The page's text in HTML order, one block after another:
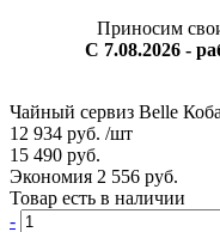
Приносим
С 7.08.2026 -
Чайный сервиз Belle
12 934 руб. /шт
15 490 руб.
Экономия 2 556 руб.
Товар есть в наличии
-